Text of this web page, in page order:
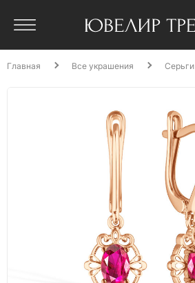
Главная Все украшения Серьги